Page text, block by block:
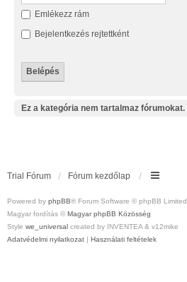
Emlékezz rám
Bejelentkezés rejtettként
Ez a kategória nem tartalmaz fórumokat.
Trial Fórum Fórum kezdőlap
Powered by phpBB® Forum Software © phpBB Limited
Magyar fordítás © Magyar phpBB Közösség
Style we_universal created by INVENTEA & v12mike
Adatvédelmi nyilatkozat | Használati feltételek